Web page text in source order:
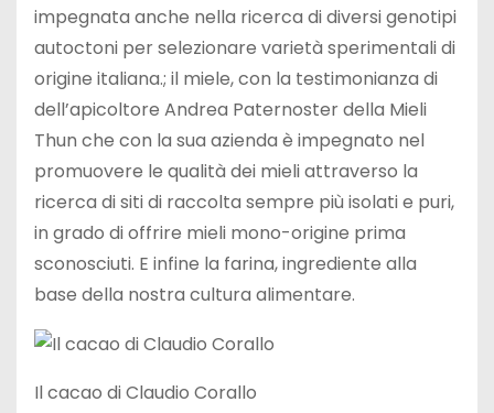
impegnata anche nella ricerca di diversi genotipi
autoctoni per selezionare varietà sperimentali di
origine italiana.; il miele, con la testimonianza di
dell’apicoltore Andrea Paternoster della Mieli
Thun che con la sua azienda è impegnato nel
promuovere le qualità dei mieli attraverso la
ricerca di siti di raccolta sempre più isolati e puri,
in grado di offrire mieli mono-origine prima
sconosciuti. E infine la farina, ingrediente alla
base della nostra cultura alimentare.
Il cacao di Claudio Corallo